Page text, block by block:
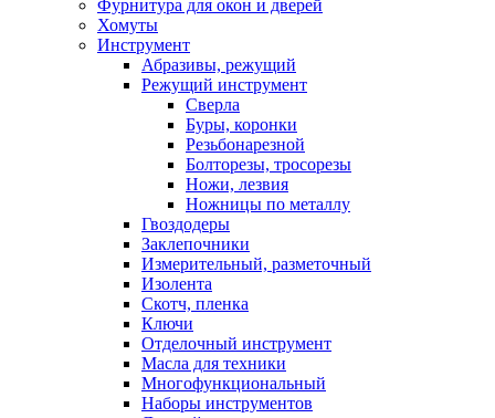
Фурнитура для окон и дверей
Хомуты
Инструмент
Абразивы, режущий
Режущий инструмент
Сверла
Буры, коронки
Резьбонарезной
Болторезы, тросорезы
Ножи, лезвия
Ножницы по металлу
Гвоздодеры
Заклепочники
Измерительный, разметочный
Изолента
Скотч, пленка
Ключи
Отделочный инструмент
Масла для техники
Многофункциональный
Наборы инструментов